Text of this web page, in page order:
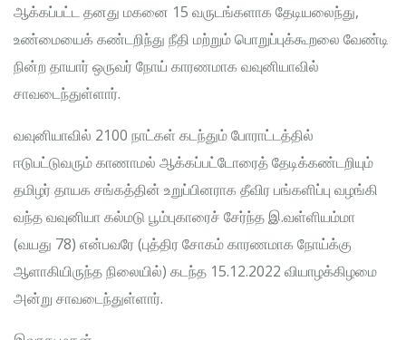
ஆக்கப்பட்ட தனது மகனை 15 வருடங்களாக தேடியலைந்து,
உண்மையைக் கண்டறிந்து நீதி மற்றும் பொறுப்புக்கூறலை வேண்டி
நின்ற தாயார் ஒருவர் நோய் காரணமாக வவுனியாவில்
சாவடைந்துள்ளார்.
வவுனியாவில் 2100 நாட்கள் கடந்தும் போராட்டத்தில்
ஈடுபட்டுவரும் காணாமல் ஆக்கப்பட்டோரைத் தேடிக்கண்டறியும்
தமிழர் தாயக சங்கத்தின் உறுப்பினராக தீவிர பங்களிப்பு வழங்கி
வந்த வவுனியா கல்மடு பூம்புகாரைச் சேர்ந்த இ.வள்ளியம்மா
(வயது 78) என்பவரே (புத்திர சோகம் காரணமாக நோய்க்கு
ஆளாகியிருந்த நிலையில்) கடந்த 15.12.2022 வியாழக்கிழமை
அன்று சாவடைந்துள்ளார்.